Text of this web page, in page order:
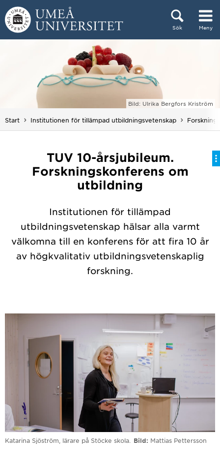
Hoppa direkt till innehållet
Sök Meny
Bild: Ulrika Bergfors Kriström
Start Institutionen för tillämpad utbildningsvetenskap Forskning
TUV 10-årsjubileum.
Forskningskonferens om
utbildning
Institutionen för tillämpad
utbildningsvetenskap hälsar alla varmt
välkomna till en konferens för att fira 10 år
av högkvalitativ utbildningsvetenskaplig
forskning.
Katarina Sjöström, lärare på Stöcke skola. Bild Mattias Pettersson